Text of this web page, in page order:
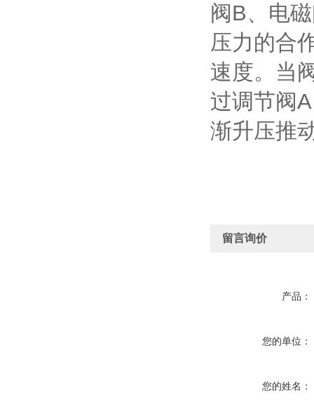
阀B、电
压力的合
速度。当
过调节阀
渐升压推
留言询价
产品：
您的单位：
您的姓名：